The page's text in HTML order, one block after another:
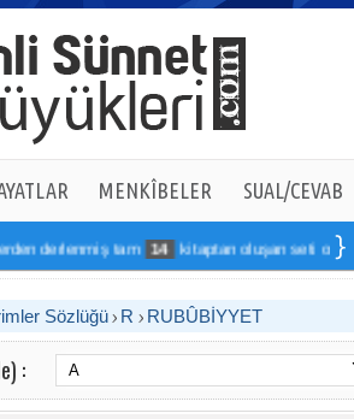
MENKÎBELER SUAL/CEVAB
derlenmiş tam 14 kitaptan oluşan seti online
Sözlüğü R RUBÛBİYYET
: